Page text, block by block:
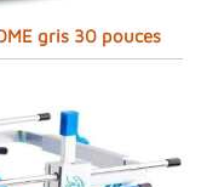
gris 30 pouces